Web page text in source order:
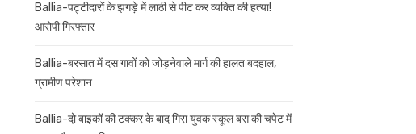
Ballia-पट्टीदारों के झगड़े में लाठी से पीट कर व्यक्ति की हत्या!
आरोपी गिरफ्तार
Ballia-बरसात में दस गावों को जोड़नेवाले मार्ग की हालत बदहाल,
ग्रामीण परेशान
Ballia-दो बाइकों की टक्कर के बाद गिरा युवक स्कूल बस की चपेट में